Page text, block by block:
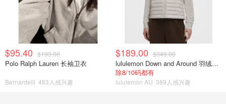
$95.40 $193.00
Polo Ralph Lauren 长袖卫衣
Bernardelli 483人感兴趣
$189.00 $349.00
lululemon Down and Around 羽绒夹克
除8/10码都有
lululemon AU 389人感兴趣